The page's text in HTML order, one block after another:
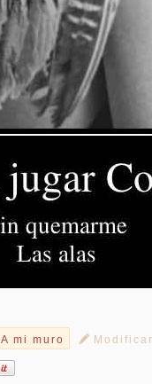
A mi muro